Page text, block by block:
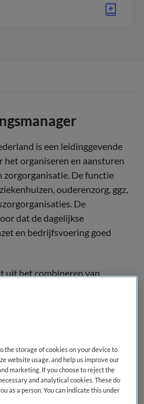
is een leidinggevende
organiseren en aansturen
zorgorganisatie. De functie
ouderenzorg, ggz,
De
dat de dagelijkse
en bedrijfsvoering goed
uit het combineren van
stuurt
kwaliteit van zorg, beheert
wordt gewerkt volgens wet-
Daarnaast
en
de afdelingsmanager een
the storage of cookies on your device to
website usage, and help us improve our
marketing. If you choose to reject the
and analytical cookies. These do
as a person. You can indicate this under